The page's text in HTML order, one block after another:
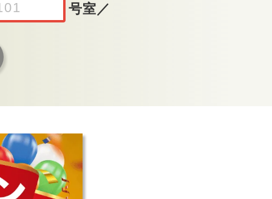
号室 ／